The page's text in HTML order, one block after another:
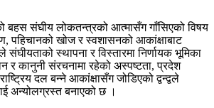
बहस संघीय लोकतन्त्रको आत्मासँग गाँसिएको विषय
पहिचानको खोज र स्वशासनको आकांक्षाबाट
स्थापना र विस्तारमा निर्णायक भूमिका
कानुनी संरचनामा रहेको अस्पष्टता, प्रदेश
दल बन्ने आकांक्षासँग जोडिएको द्वन्द्वले
अन्योलग्रस्त बनाएको छ ।